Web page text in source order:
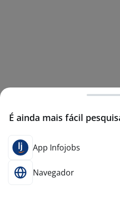
É ainda mais fácil
App Infojobs
Navegador